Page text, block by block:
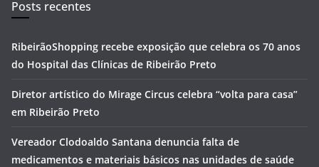
Posts recentes
RibeirãoShopping recebe exposição que celebra os 70 anos
do Hospital das Clínicas de Ribeirão Preto
Diretor artístico do Mirage Circus celebra “volta para casa”
em Ribeirão Preto
Vereador Clodoaldo Santana denuncia falta de
medicamentos e materiais básicos nas unidades de saúde